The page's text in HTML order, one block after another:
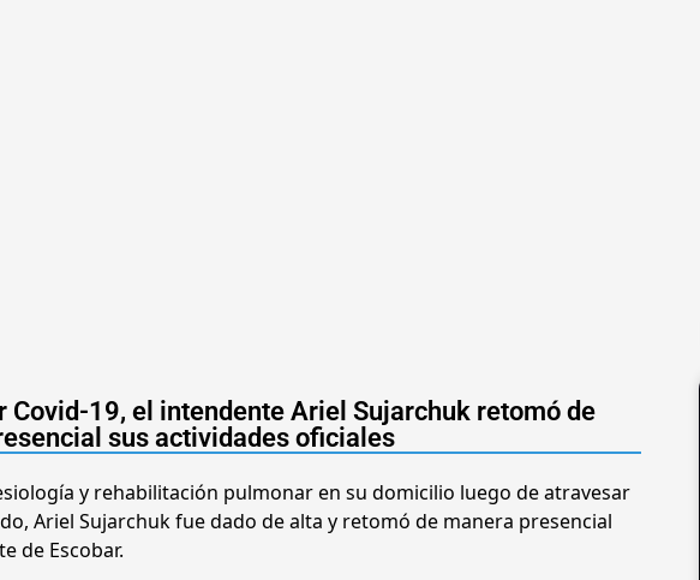
Covid-19, el intendente Ariel Sujarchuk retomó de
sus actividades oficiales
y rehabilitación pulmonar en su domicilio luego de atravesar
Ariel Sujarchuk fue dado de alta y retomó de manera presencial
de Escobar.